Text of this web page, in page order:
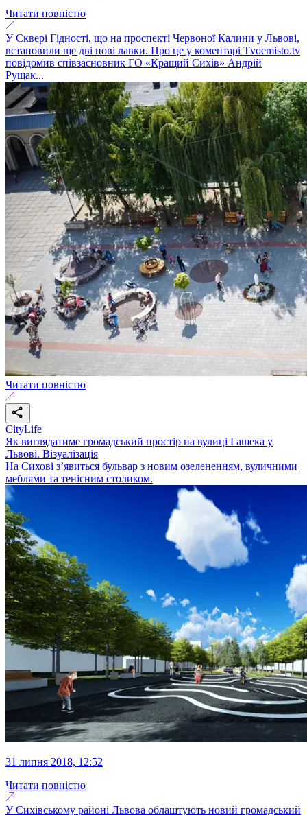
Читати повністю
У Сквері Гідності, що на проспекті Червоної Калини у Львові,
встановили ще дві нові лавки. Про це у коментарі Tvoemisto.tv
повідомив співзасновник ГО «Кращий Сихів» Андрій
Рущак...
Читати повністю
CityLife
Як виглядатиме громадський простір на вулиці Гашека у
Львові. Візуалізація
На Сихові з’явиться бульвар з новим озелененням, вуличними
меблями та тенісним столиком.
31 липня 2018, 12:52
Читати повністю
У Сихівському районі Львова облаштують новий громадський